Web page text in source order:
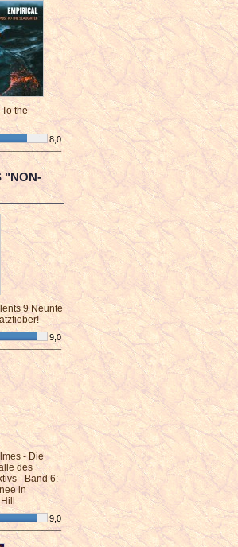
the
8,0
"NON-
9 Neunte
9,0
- Die
des
- Band 6:
in
9,0